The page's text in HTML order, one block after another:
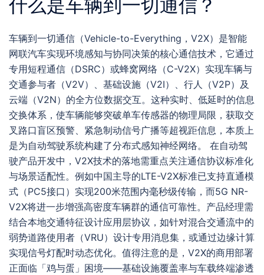
什么是车辆到一切通信？
车辆到一切通信（Vehicle-to-Everything，V2X）是智能
网联汽车实现环境感知与协同决策的核心通信技术，它通过
专用短程通信（DSRC）或蜂窝网络（C-V2X）实现车辆与
交通参与者（V2V）、基础设施（V2I）、行人（V2P）及
云端（V2N）的全方位数据交互。这种实时、低延时的信息
交换体系，使车辆能够突破单车传感器的物理局限，获取交
叉路口盲区预警、紧急制动信号广播等超视距信息，本质上
是为自动驾驶系统构建了分布式感知神经网络。 在自动驾
驶产品开发中，V2X技术的落地需重点关注通信协议标准化
与场景适配性。例如中国主导的LTE-V2X标准已支持直通模
式（PC5接口）实现200米范围内毫秒级传输，而5G NR-
V2X将进一步增强高密度车辆群的通信可靠性。产品经理需
结合本地交通特征设计应用层协议，如针对混合交通流中的
弱势道路使用者（VRU）设计专用消息集，或通过边缘计算
实现信号灯配时动态优化。值得注意的是，V2X的商用部署
正面临「鸡与蛋」困境——基础设施覆盖率与车载终端渗透